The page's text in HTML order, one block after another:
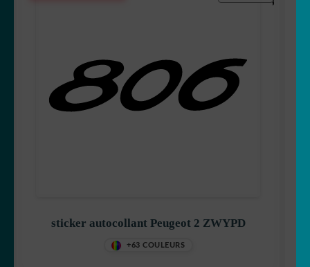
sticker autocollant Peugeot 2 ZWYPD
+63 COULEURS